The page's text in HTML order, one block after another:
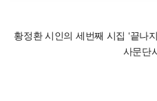
황정환 시인의 세번째 시집 ‘끝나
사문단